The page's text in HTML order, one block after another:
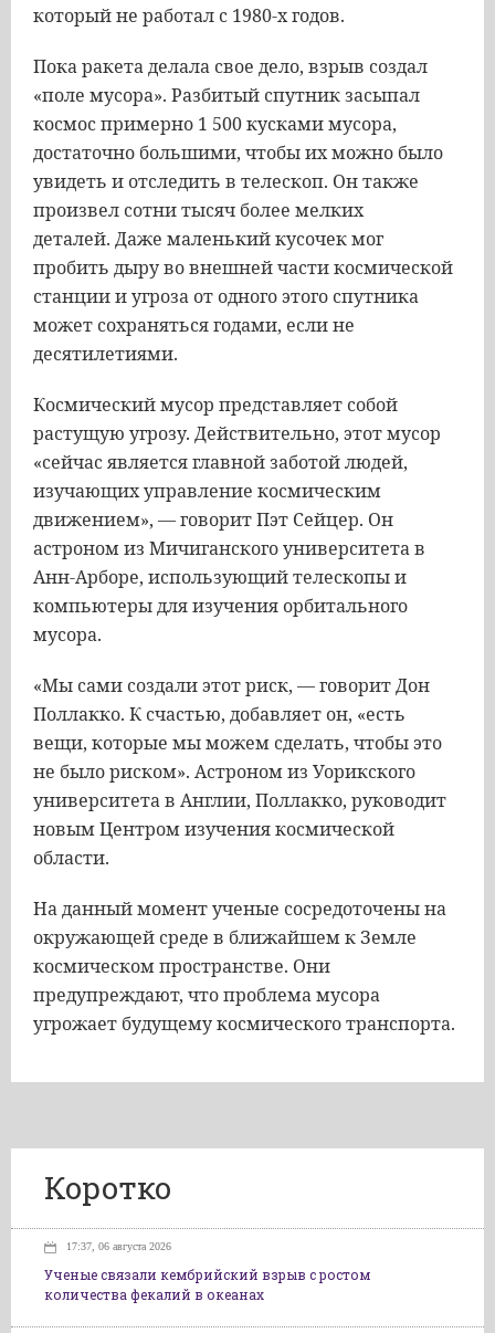
который не работал с 1980-х годов.
Пока ракета делала свое дело, взрыв создал
«поле мусора». Разбитый спутник засыпал
космос примерно 1 500 кусками мусора,
достаточно большими, чтобы их можно было
увидеть и отследить в телескоп. Он также
произвел сотни тысяч более мелких
деталей. Даже маленький кусочек мог
пробить дыру во внешней части космической
станции и угроза от одного этого спутника
может сохраняться годами, если не
десятилетиями.
Космический мусор представляет собой
растущую угрозу. Действительно, этот мусор
«сейчас является главной заботой людей,
изучающих управление космическим
движением», — говорит Пэт Сейцер. Он
астроном из Мичиганского университета в
Анн-Арборе, использующий телескопы и
компьютеры для изучения орбитального
мусора.
«Мы сами создали этот риск, — говорит Дон
Поллакко. К счастью, добавляет он, «есть
вещи, которые мы можем сделать, чтобы это
не было риском». Астроном из Уорикского
университета в Англии, Поллакко, руководит
новым Центром изучения космической
области.
На данный момент ученые сосредоточены на
окружающей среде в ближайшем к Земле
космическом пространстве. Они
предупреждают, что проблема мусора
угрожает будущему космического транспорта.
Коротко
17:37, 06 августа 2026
Ученые связали кембрийский взрыв с ростом
количества фекалий в океанах